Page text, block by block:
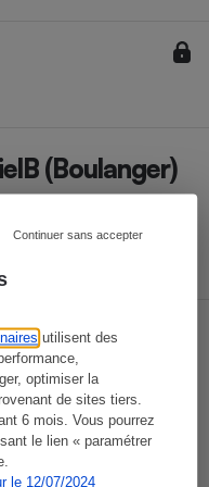
utilisent des
optimiser la
de sites tiers.
6 mois. Vous pourrez
le lien « paramétrer
le 12/07/2024
Continuer sans accepter
(Boulanger)
1